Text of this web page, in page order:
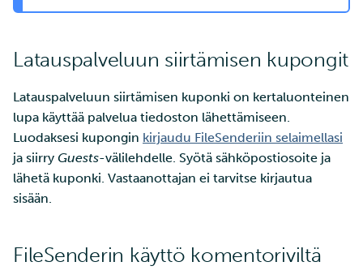
Latauspalveluun siirtämisen kupongit
Latauspalveluun siirtämisen kuponki on kertaluonteinen
lupa käyttää palvelua tiedoston lähettämiseen.
Luodaksesi kupongin kirjaudu FileSenderiin selaimellasi
ja siirry Guests-välilehdelle. Syötä sähköpostiosoite ja
lähetä kuponki. Vastaanottajan ei tarvitse kirjautua
sisään.
FileSenderin käyttö komentoriviltä